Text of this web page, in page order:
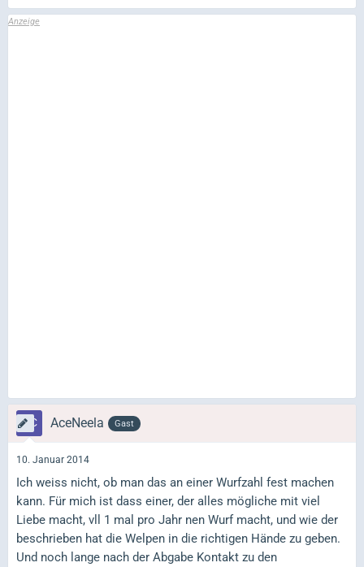
AceNeela Gast
10. Januar 2014
Ich weiss nicht, ob man das an einer Wurfzahl fest machen
kann. Für mich ist dass einer, der alles mögliche mit viel
Liebe macht, vll 1 mal pro Jahr nen Wurf macht, und wie der
beschrieben hat die Welpen in die richtigen Hände zu geben.
Und noch lange nach der Abgabe Kontakt zu den